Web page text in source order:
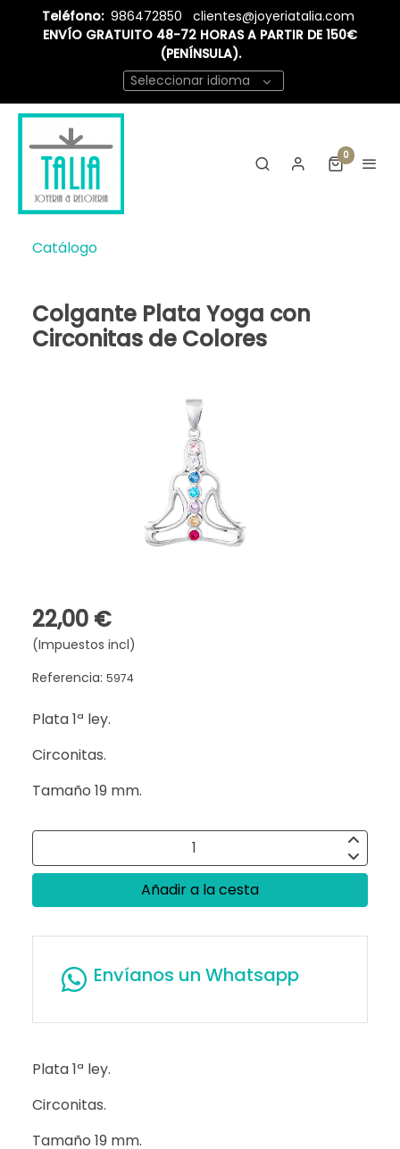
Teléfono: 986472850
clientes@joyeriatalia.com
ENVÍO GRATUITO 48-72 HORAS A PARTIR DE 150€
(PENÍNSULA).
Seleccionar idioma
0
Catálogo
Colgante Plata Yoga con
Circonitas de Colores
22,00 €
(Impuestos incl)
Referencia: 5974
Plata 1ª ley.
Circonitas.
Tamaño 19 mm.
Añadir a la cesta
Envíanos un Whatsapp
Plata 1ª ley.
Circonitas.
Tamaño 19 mm.